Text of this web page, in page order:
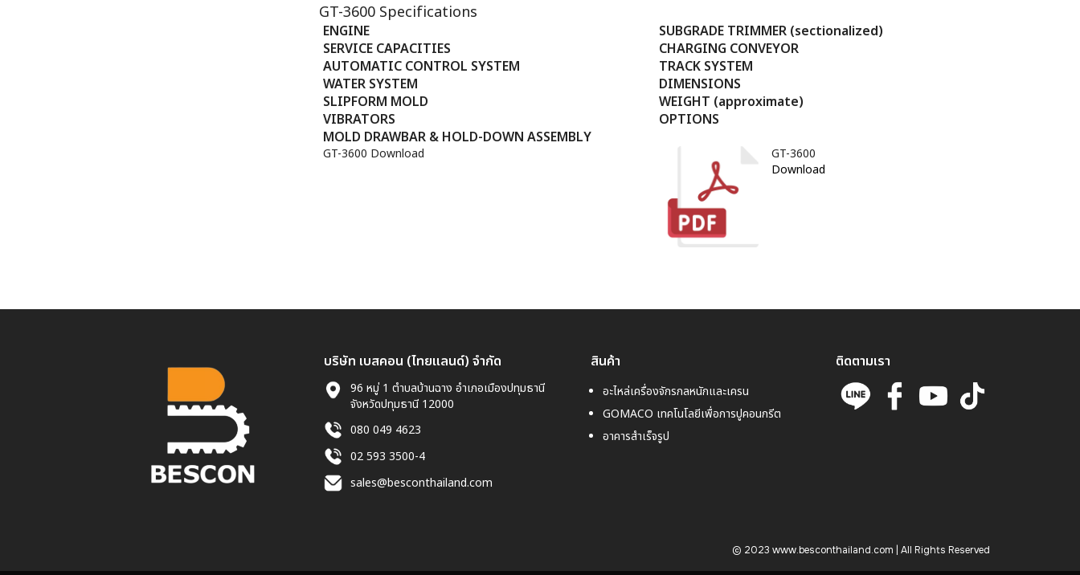
GT-3600 Specifications
ENGINE
SERVICE CAPACITIES
AUTOMATIC CONTROL SYSTEM
WATER SYSTEM
SLIPFORM MOLD
VIBRATORS
MOLD DRAWBAR & HOLD-DOWN ASSEMBLY
SUBGRADE TRIMMER (sectionalized)
CHARGING CONVEYOR
TRACK SYSTEM
DIMENSIONS
WEIGHT (approximate)
OPTIONS
GT-3600 Download
GT-3600
Download
บริษัท เบสคอน (ไทยแลนด์) จำกัด
96 หมู่ 1 ตำบลบ้านฉาง อำเภอเมืองปทุมธานี
จังหวัดปทุมธานี 12000
080 049 4623
02 593 3500-4
sales@besconthailand.com
สินค้า
อะไหล่เครื่องจักรกลหนักและเครน
GOMACO เทคโนโลยีเพื่อการปูคอนกรีต
อาคารสำเร็จรูป
ติดตามเรา
© 2023 www.besconthailand.com | All Rights Reserved